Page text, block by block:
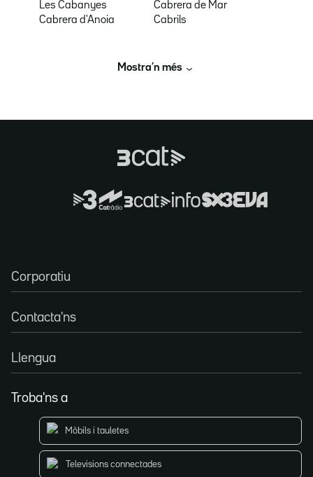
Les Cabanyes
Cabrera de Mar
Cabrera d'Anoia
Cabrils
Mostra’n més
Corporatiu
Contacta'ns
Llengua
Troba'ns a
Mòbils i tauletes
Televisions connectades